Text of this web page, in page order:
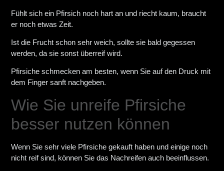
Fühlt sich ein Pfirsich noch hart an und riecht kaum, braucht
er noch etwas Zeit.
Ist die Frucht schon sehr weich, sollte sie bald gegessen
werden, da sie sonst überreif wird.
Pfirsiche schmecken am besten, wenn Sie auf den Druck mit
dem Finger sanft nachgeben.
Wie Sie unreife Pfirsiche
besser nutzen können
Wenn Sie sehr viele Pfirsiche gekauft haben und einige noch
nicht reif sind, können Sie das Nachreifen auch beeinflussen.